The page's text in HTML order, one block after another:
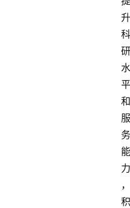
升
科
研
水
平
和
服
务
能
力
，
积